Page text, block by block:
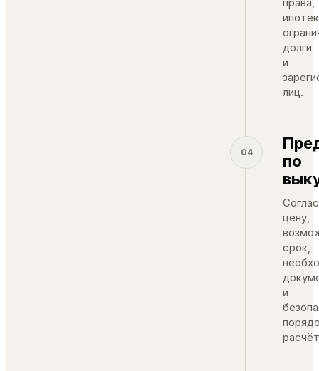
долги
и
лиц.
04
по
цену,
срок,
и